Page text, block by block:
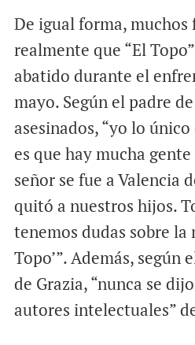
De igual forma,
realmente que “El
abatido durante el
mayo. Según el padre
asesinados, “yo lo
es que hay mucha
señor se fue a Valencia
quitó a nuestros hijos.
tenemos dudas sobre la
Topo’”. Además,
de Grazia, “nunca se
autores intelectuales”